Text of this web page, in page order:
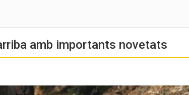
amb importants novetats